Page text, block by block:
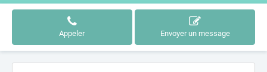
Appeler Envoyer un message